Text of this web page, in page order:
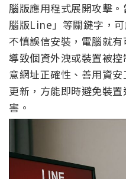
腦版應用程式展開攻擊
腦版Line」等關鍵字，
不慎誤信安裝，電腦就有
導致個資外洩或裝置被
意網址正確性、善用資
更新，方能即時避免裝
害。